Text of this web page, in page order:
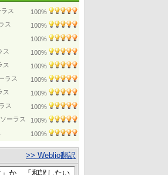
ス 100%
ス 100%
100%
ス 100%
ス 100%
ラス 100%
ス 100%
ス 100%
ーラス 100%
100%
>> Weblio翻訳